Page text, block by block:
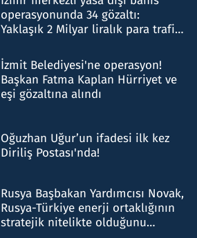
operasyonunda 34 gözaltı:
Yaklaşık 2 Milyar liralık para trafiği
İzmit Belediyesi'ne operasyon!
Başkan Fatma Kaplan Hürriyet ve
eşi gözaltına alındı
Oğuzhan Uğur’un ifadesi ilk kez
Diriliş Postası'nda!
Rusya Başbakan Yardımcısı Novak,
Rusya-Türkiye enerji ortaklığının
stratejik nitelikte olduğunu